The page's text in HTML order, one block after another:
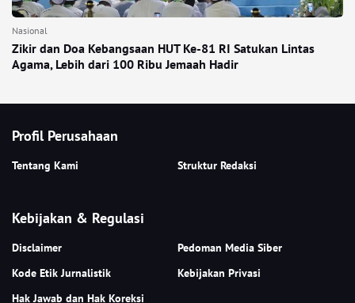
Nasional
Zikir dan Doa Kebangsaan HUT Ke-81 RI Satukan Lintas
Agama, Lebih dari 100 Ribu Jemaah Hadir
Profil Perusahaan
Tentang Kami Struktur Redaksi
Kebijakan & Regulasi
Disclaimer
Pedoman Media Siber
Kode Etik Jurnalistik
Kebijakan Privasi
Hak Jawab dan Hak Koreksi